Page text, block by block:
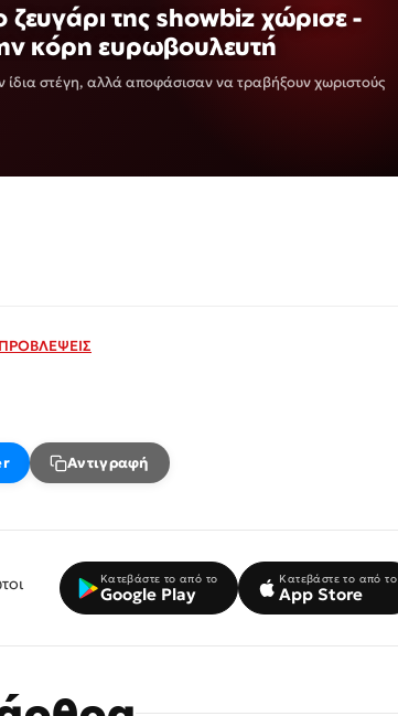
της showbiz χώρισε -
κόρη ευρωβουλευτή
στέγη, αλλά αποφάσισαν να τραβήξουν χωριστούς
Αντιγραφή
Κατεβάστε το από το
Google Play
Κατεβάστε το από το
App Store